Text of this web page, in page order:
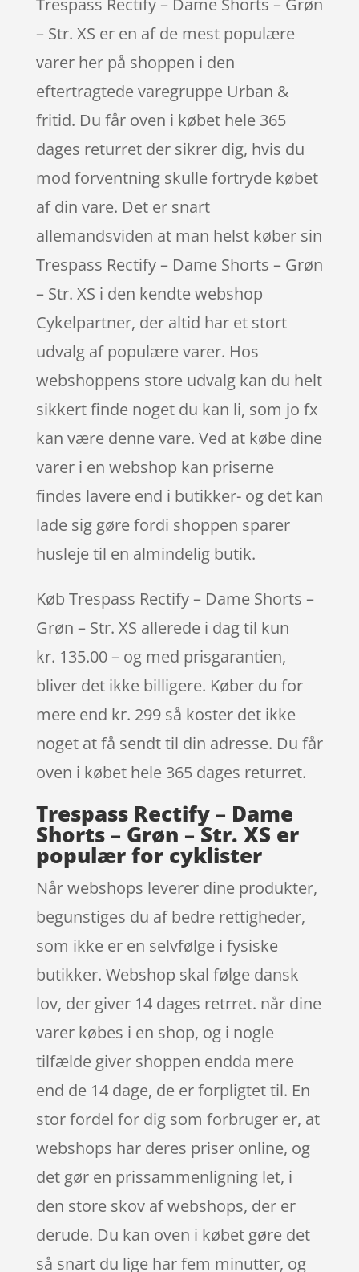
– Str. XS er en af de mest populære
varer her på shoppen i den
eftertragtede varegruppe Urban &
fritid. Du får oven i købet hele 365
dages returret der sikrer dig, hvis du
mod forventning skulle fortryde købet
af din vare. Det er snart
allemandsviden at man helst køber sin
Trespass Rectify – Dame Shorts – Grøn
– Str. XS i den kendte webshop
Cykelpartner, der altid har et stort
udvalg af populære varer. Hos
webshoppens store udvalg kan du helt
sikkert finde noget du kan li, som jo fx
kan være denne vare. Ved at købe dine
varer i en webshop kan priserne
findes lavere end i butikker- og det kan
lade sig gøre fordi shoppen sparer
husleje til en almindelig butik.
Køb Trespass Rectify – Dame Shorts –
Grøn – Str. XS allerede i dag til kun
kr. 135.00 – og med prisgarantien,
bliver det ikke billigere. Køber du for
mere end kr. 299 så koster det ikke
noget at få sendt til din adresse. Du får
oven i købet hele 365 dages returret.
Trespass Rectify – Dame
Shorts – Grøn – Str. XS er
populær for cyklister
Når webshops leverer dine produkter,
begunstiges du af bedre rettigheder,
som ikke er en selvfølge i fysiske
butikker. Webshop skal følge dansk
lov, der giver 14 dages retrret. når dine
varer købes i en shop, og i nogle
tilfælde giver shoppen endda mere
end de 14 dage, de er forpligtet til. En
stor fordel for dig som forbruger er, at
webshops har deres priser online, og
det gør en prissammenligning let, i
den store skov af webshops, der er
derude. Du kan oven i købet gøre det
så snart du lige har fem minutter, og